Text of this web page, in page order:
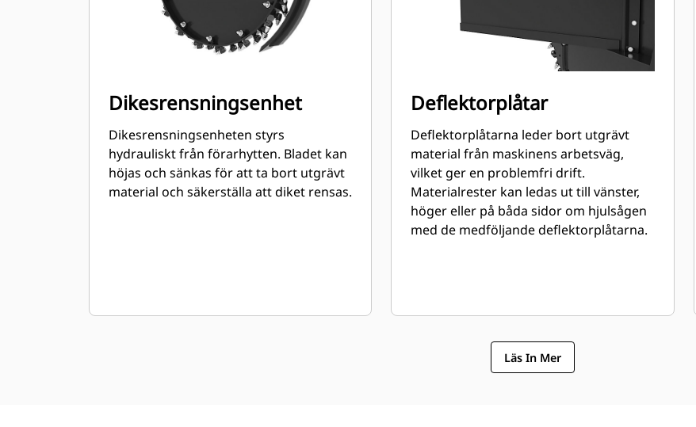
Dikesrensningsenhet
Dikesrensningsenheten styrs
hydrauliskt från förarhytten. Bladet kan
höjas och sänkas för att ta bort utgrävt
material och säkerställa att diket rensas.
Deflektorplåtar
Deflektorplåtarna leder bort utgrävt
material från maskinens arbetsväg,
vilket ger en problemfri drift.
Materialrester kan ledas ut till vänster,
höger eller på båda sidor om hjulsågen
med de medföljande deflektorplåtarna.
Läs In Mer